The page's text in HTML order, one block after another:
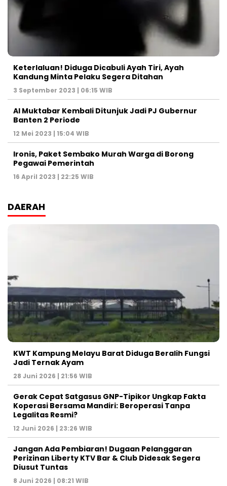
Keterlaluan! Diduga Dicabuli Ayah Tiri, Ayah
Kandung Minta Pelaku Segera Ditahan
3 September 2023 | 06:15 WIB
Al Muktabar Kembali Ditunjuk Jadi PJ Gubernur
Banten 2 Periode
12 Mei 2023 | 15:04 WIB
Ironis, Paket Sembako Murah Warga di Borong
Pegawai Pemerintah
16 April 2023 | 22:25 WIB
DAERAH
KWT Kampung Melayu Barat Diduga Beralih Fungsi
Jadi Ternak Ayam
28 Juni 2026 | 21:56 WIB
Gerak Cepat Satgasus GNP-Tipikor Ungkap Fakta
Koperasi Bersama Mandiri: Beroperasi Tanpa
Legalitas Resmi?
12 Juni 2026 | 23:26 WIB
Jangan Ada Pembiaran! Dugaan Pelanggaran
Perizinan Liberty KTV Bar & Club Didesak Segera
Diusut Tuntas
8 Juni 2026 | 08:21 WIB